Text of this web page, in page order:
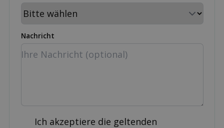
Nachricht
Ich akzeptiere die geltenden